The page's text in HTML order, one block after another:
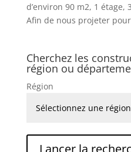
d’environ 90 m2, 1 étage,
Afin de nous projeter
Cherchez les
région ou
Région